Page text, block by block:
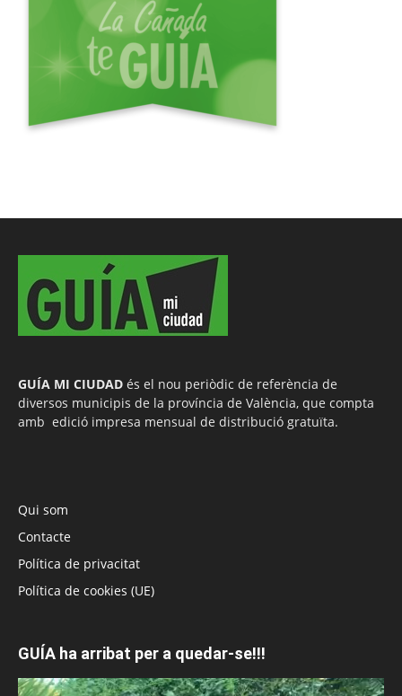
GUÍA MI CIUDAD és el nou periòdic de referència de
diversos municipis de la província de València, que compta
amb edició impresa mensual de distribució gratuïta.
Qui som
Contacte
Política de privacitat
Política de cookies (UE)
GUÍA ha arribat per a quedar-se!!!
Reproductor